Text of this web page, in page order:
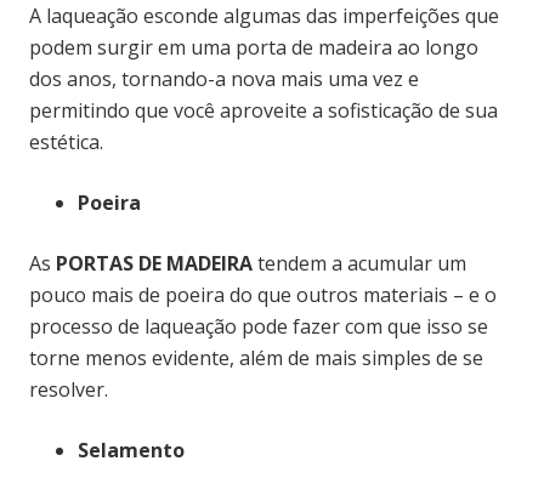
A laqueação esconde algumas das imperfeições que
podem surgir em uma porta de madeira ao longo
dos anos, tornando-a nova mais uma vez e
permitindo que você aproveite a sofisticação de sua
estética.
Poeira
As PORTAS DE MADEIRAtendem a acumular um
pouco mais de poeira do que outros materiais – e o
processo de laqueação pode fazer com que isso se
torne menos evidente, além de mais simples de se
resolver.
Selamento